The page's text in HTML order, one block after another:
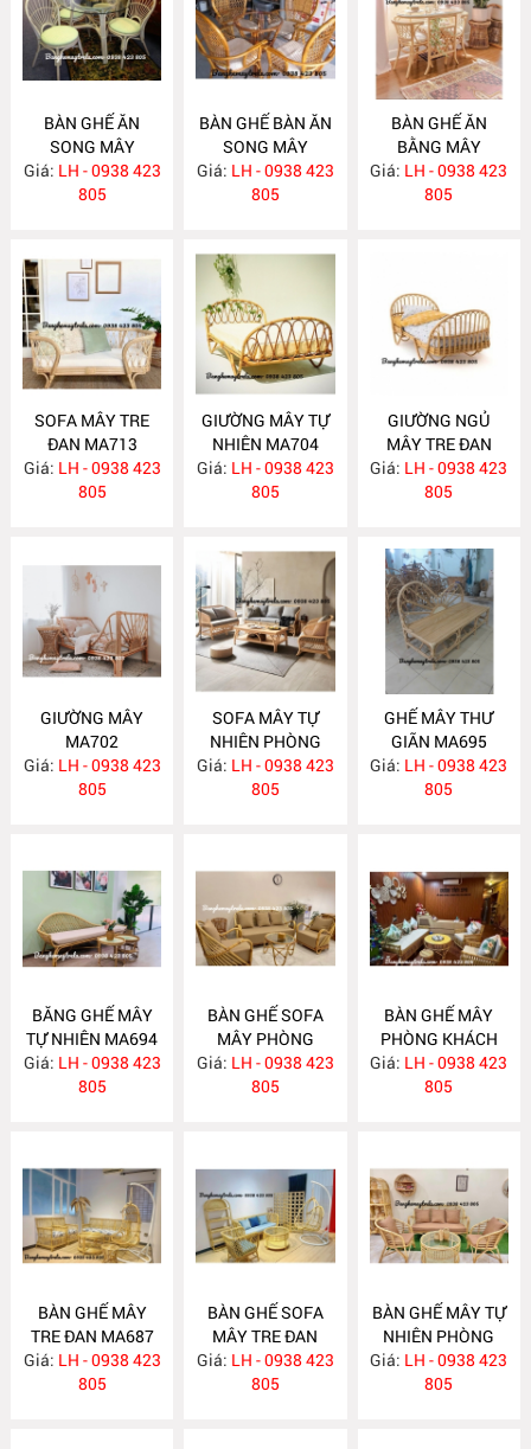
BÀN GHẾ ĂN
SONG MÂY
MA726
Giá: LH - 0938 423
805
BÀN GHẾ BÀN ĂN
SONG MÂY
MA725
Giá: LH - 0938 423
805
BÀN GHẾ ĂN
BẰNG MÂY
MA724
Giá: LH - 0938 423
805
SOFA MÂY TRE
ĐAN MA713
Giá: LH - 0938 423
805
GIƯỜNG MÂY TỰ
NHIÊN MA704
Giá: LH - 0938 423
805
GIƯỜNG NGỦ
MÂY TRE ĐAN
MA703
Giá: LH - 0938 423
805
GIƯỜNG MÂY
MA702
Giá: LH - 0938 423
805
SOFA MÂY TỰ
NHIÊN PHÒNG
KHÁCH MA697
Giá: LH - 0938 423
805
GHẾ MÂY THƯ
GIÃN MA695
Giá: LH - 0938 423
805
BĂNG GHẾ MÂY
TỰ NHIÊN MA694
Giá: LH - 0938 423
805
BÀN GHẾ SOFA
MÂY PHÒNG
KHÁCH MA689
Giá: LH - 0938 423
805
BÀN GHẾ MÂY
PHÒNG KHÁCH
MA688
Giá: LH - 0938 423
805
BÀN GHẾ MÂY
TRE ĐAN MA687
Giá: LH - 0938 423
805
BÀN GHẾ SOFA
MÂY TRE ĐAN
MA686
Giá: LH - 0938 423
805
BÀN GHẾ MÂY TỰ
NHIÊN PHÒNG
KHÁCH MA685
Giá: LH - 0938 423
805